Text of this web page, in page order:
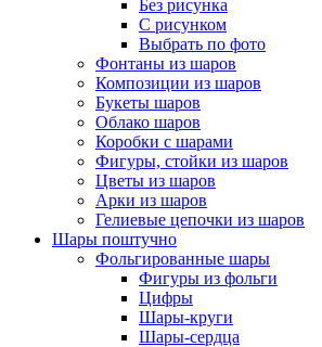
Без рисунка
С рисунком
Выбрать по фото
Фонтаны из шаров
Композиции из шаров
Букеты шаров
Облако шаров
Коробки с шарами
Фигуры, стойки из шаров
Цветы из шаров
Арки из шаров
Гелиевые цепочки из шаров
Шары поштучно
Фольгированные шары
Фигуры из фольги
Цифры
Шары-круги
Шары-сердца